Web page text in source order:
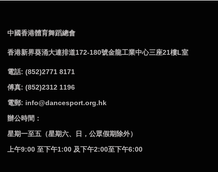
中國香港體育舞蹈總會
香港新界葵涌大連排道172-180號金龍工業中心三座21樓L室
電話: (852)2771 8171
傅真: (852)2312 1196
電郵: info@dancesport.org.hk
辦公時間：
星期一至五（星期六、日，公眾假期除外）
上午9:00 至下午1:00 及下午2:00至下午6:00